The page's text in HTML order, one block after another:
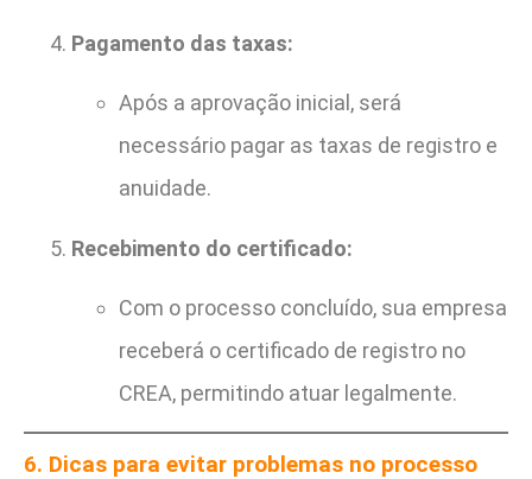
Pagamento das taxas:
Após a aprovação inicial, será
necessário pagar as taxas de registro e
anuidade.
Recebimento do certificado:
Com o processo concluído, sua empresa
receberá o certificado de registro no
CREA, permitindo atuar legalmente.
6. Dicas para evitar problemas no processo